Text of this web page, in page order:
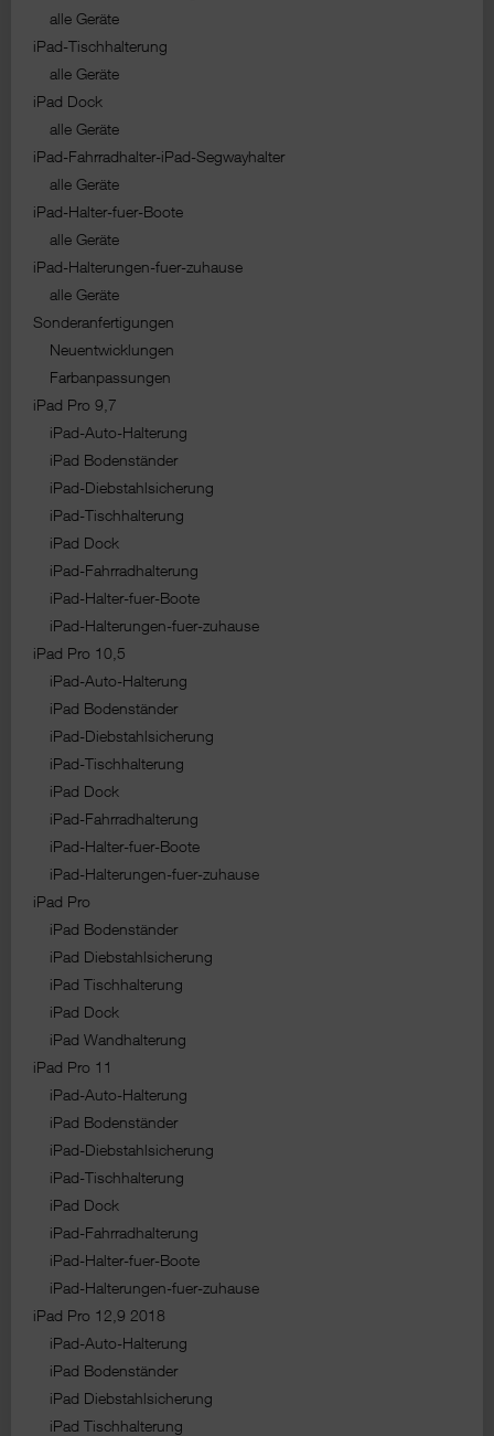
alle Geräte
iPad-Tischhalterung
alle Geräte
iPad Dock
alle Geräte
iPad-Fahrradhalter-iPad-Segwayhalter
alle Geräte
iPad-Halter-fuer-Boote
alle Geräte
iPad-Halterungen-fuer-zuhause
alle Geräte
Sonderanfertigungen
Neuentwicklungen
Farbanpassungen
iPad Pro 9,7
iPad-Auto-Halterung
iPad Bodenständer
iPad-Diebstahlsicherung
iPad-Tischhalterung
iPad Dock
iPad-Fahrradhalterung
iPad-Halter-fuer-Boote
iPad-Halterungen-fuer-zuhause
iPad Pro 10,5
iPad-Auto-Halterung
iPad Bodenständer
iPad-Diebstahlsicherung
iPad-Tischhalterung
iPad Dock
iPad-Fahrradhalterung
iPad-Halter-fuer-Boote
iPad-Halterungen-fuer-zuhause
iPad Pro
iPad Bodenständer
iPad Diebstahlsicherung
iPad Tischhalterung
iPad Dock
iPad Wandhalterung
iPad Pro 11
iPad-Auto-Halterung
iPad Bodenständer
iPad-Diebstahlsicherung
iPad-Tischhalterung
iPad Dock
iPad-Fahrradhalterung
iPad-Halter-fuer-Boote
iPad-Halterungen-fuer-zuhause
iPad Pro 12,9 2018
iPad-Auto-Halterung
iPad Bodenständer
iPad Diebstahlsicherung
iPad Tischhalterung